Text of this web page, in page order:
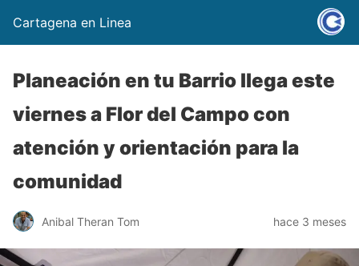
Cartagena en Linea
Planeación en tu Barrio llega este
viernes a Flor del Campo con
atención y orientación para la
comunidad
Anibal Theran Tom hace 3 meses